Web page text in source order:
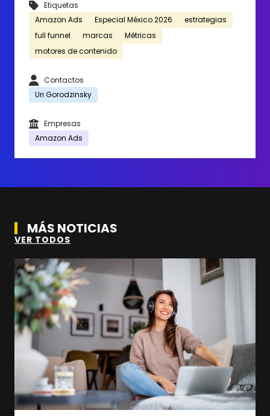
Etiquetas
Amazon Ads
Especial México 2026
estrategias
full funnel
marcas
Métricas
motores de contenido
Contactos
Uri Gorodzinsky
Empresas
Amazon Ads
MÁS NOTICIAS
VER TODOS